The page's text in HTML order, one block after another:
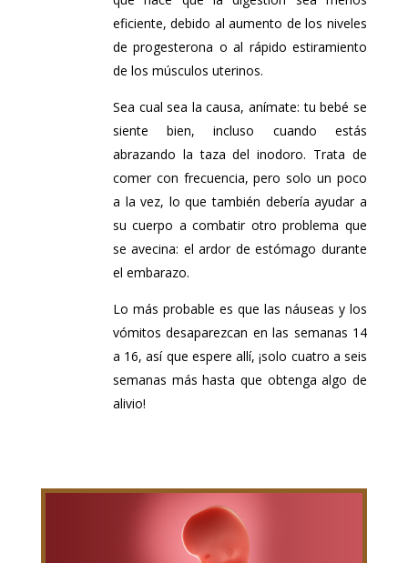
eficiente, debido al aumento de los niveles
de progesterona o al rápido estiramiento
de los músculos uterinos.
Sea cual sea la causa, anímate: tu bebé se
siente bien, incluso cuando estás
abrazando la taza del inodoro. Trata de
comer con frecuencia, pero solo un poco
a la vez, lo que también debería ayudar a
su cuerpo a combatir otro problema que
se avecina: el ardor de estómago durante
el embarazo.
Lo más probable es que las náuseas y los
vómitos desaparezcan en las semanas 14
a 16, así que espere allí, ¡solo cuatro a seis
semanas más hasta que obtenga algo de
alivio!